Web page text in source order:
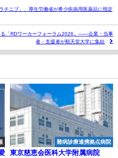
チニブ」、厚生労働省が希少疾病用医薬品に指定
る「RDワーカーフォーラム2026」——企業・当事
者・支援者が順天堂大学に集結
難病診療連携拠点病院
東京慈恵会医科大学附属病院